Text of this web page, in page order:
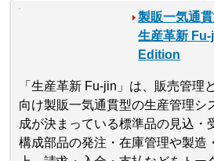
製販一気通
生産革新
Edition
「生産革新 Fu-jin」は、販売管理
向け製販一気通貫型の生産管理シ
成が決まっている標準品の見込・
構成部品の発注・在庫管理や製造